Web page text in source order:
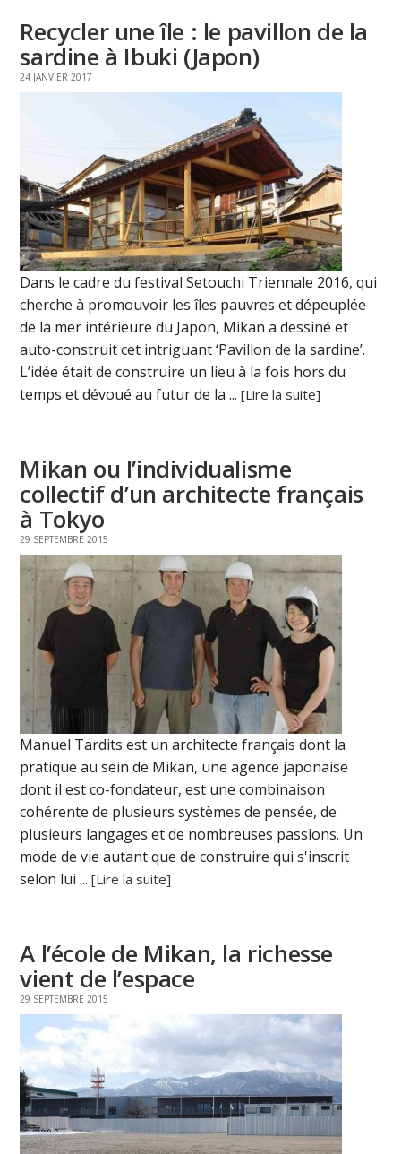
Recycler une île : le pavillon de la
sardine à Ibuki (Japon)
24 JANVIER 2017
Dans le cadre du festival Setouchi Triennale 2016, qui
cherche à promouvoir les îles pauvres et dépeuplée
de la mer intérieure du Japon, Mikan a dessiné et
auto-construit cet intriguant ‘Pavillon de la sardine’.
L’idée était de construire un lieu à la fois hors du
temps et dévoué au futur de la ...[Lire la suite]
Mikan ou l’individualisme
collectif d’un architecte français
à Tokyo
29 SEPTEMBRE 2015
Manuel Tardits est un architecte français dont la
pratique au sein de Mikan, une agence japonaise
dont il est co-fondateur, est une combinaison
cohérente de plusieurs systèmes de pensée, de
plusieurs langages et de nombreuses passions. Un
mode de vie autant que de construire qui s'inscrit
selon lui ...[Lire la suite]
A l’école de Mikan, la richesse
vient de l’espace
29 SEPTEMBRE 2015